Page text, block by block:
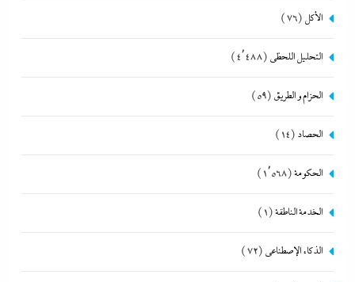
الأكل (76)
التحليل اللحظي (4٬488)
الحزام و الطريق (59)
الحصاد (14)
الحكومة(1٬568)
الخدمة الناطقة(1)
الذكاء الإصطناعي (72)